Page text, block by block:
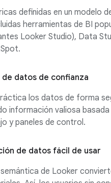
definidas en un modelo
herramientas de BI
Looker Studio), Data
de datos de confianza
los datos de forma
información valiosa
y paneles de control.
de datos fácil de usar
de Looker